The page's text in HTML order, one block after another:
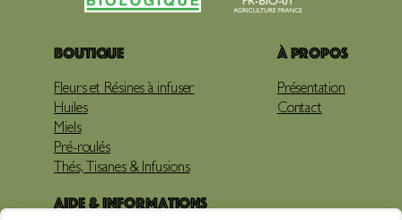
Boutique
Fleurs et Résines à infuser
Huiles
Miels
Pré-roulés
Thés, Tisanes & Infusions
À propos
Présentation
Contact
Aide & Informations